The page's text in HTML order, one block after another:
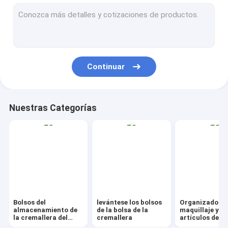
Bio servicio de mesa de Eco del vajilla
Etiqueta de la cinta con la insignia Sticke
Continuar
Nuestras Categorías
Bolsos del
almacenamiento de
la cremallera del
levántese los bolsos
de la bolsa de la
cremallera
Organizador
maquillaje y
artículos de